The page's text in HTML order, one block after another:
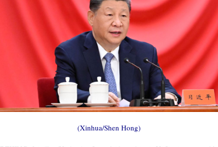
(Xinhua/Shen Hong)